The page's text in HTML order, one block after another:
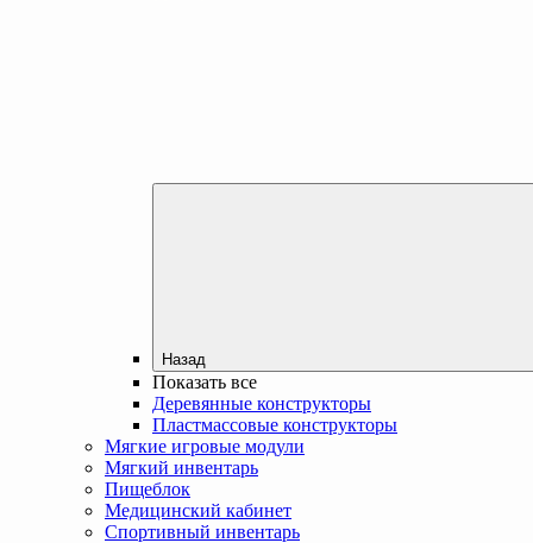
Назад
Показать все
Деревянные конструкторы
Пластмассовые конструкторы
Мягкие игровые модули
Мягкий инвентарь
Пищеблок
Медицинский кабинет
Спортивный инвентарь